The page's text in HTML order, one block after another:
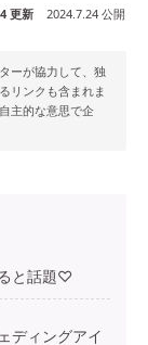
更新 2024.7.24 公開
ーが協力して、独
リンクも含まれま
主的な意思で企
と話題♡
ディングアイ